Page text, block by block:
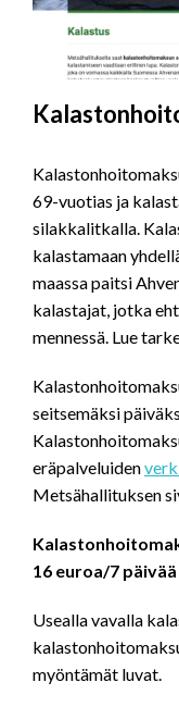
69-vuotias ja
silakkalitkalla.
kalastamaan
maassa paitsi
kalastajat, jotka
mennessä. Lue
seitsemäksi
eräpalveluiden
Metsähallituksen
16 euroa/7
Usealla vavalla
myöntämät luvat.